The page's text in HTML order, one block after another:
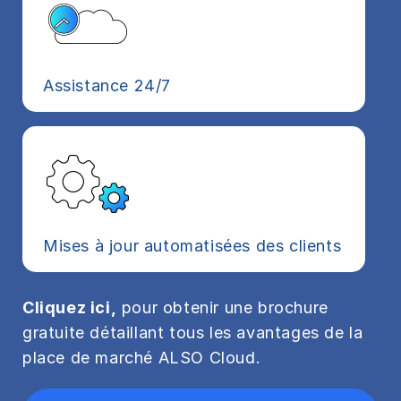
Assistance 24/7
Mises à jour automatisées des clients
Cliquez ici,
pour obtenir une brochure
gratuite détaillant tous les avantages de la
place de marché ALSO Cloud.